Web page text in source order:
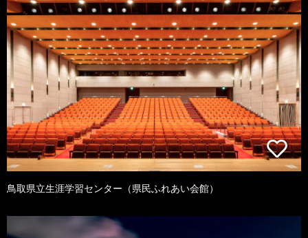
鳥取県立生涯学習センター（県民ふれあい会館）